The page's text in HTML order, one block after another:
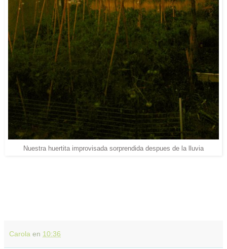
Nuestra huertita improvisada sorprendida despues de la lluvia
Carola en 10:36